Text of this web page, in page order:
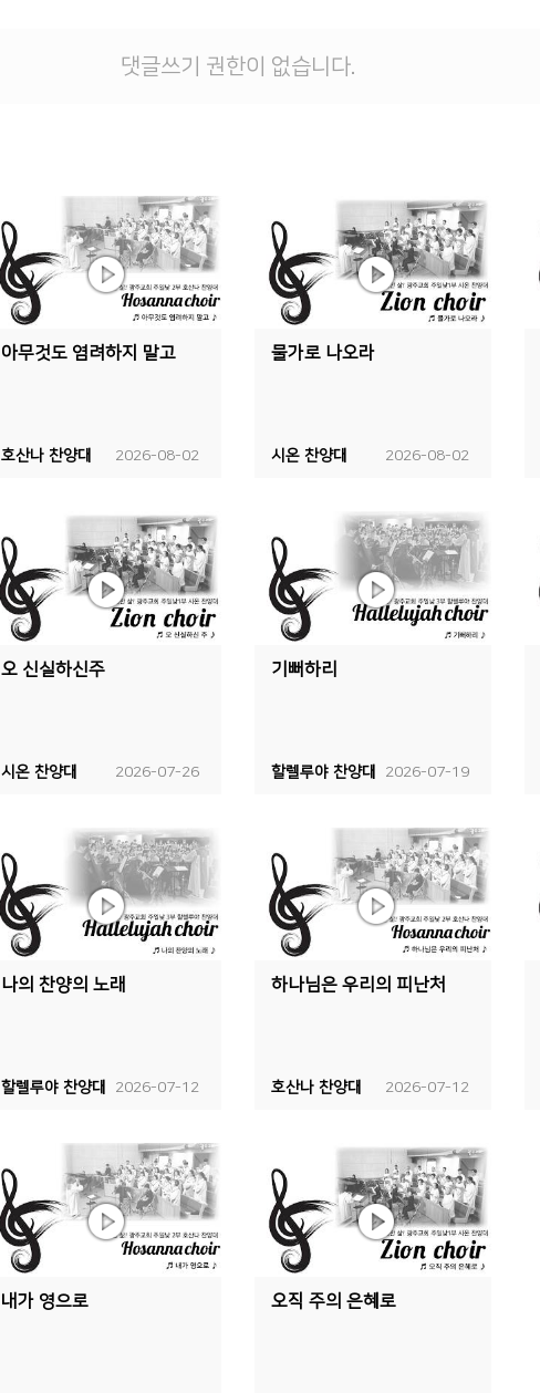
댓글쓰기 권한이 없습니다.
아무것도 염려하지 말고
2026-08-02
호산나 찬양대
물가로 나오라
2026-08-02
시온 찬양대
오 신실하신주
2026-07-26
시온 찬양대
기뻐하리
2026-07-19
할렐루야 찬양대
나의 찬양의 노래
2026-07-12
할렐루야 찬양대
하나님은 우리의 피난처
2026-07-12
호산나 찬양대
내가 영으로 오직 주의 은혜로